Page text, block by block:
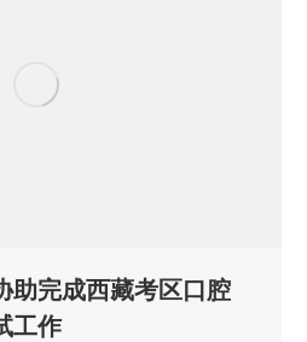
助完成西藏考区口腔
工作